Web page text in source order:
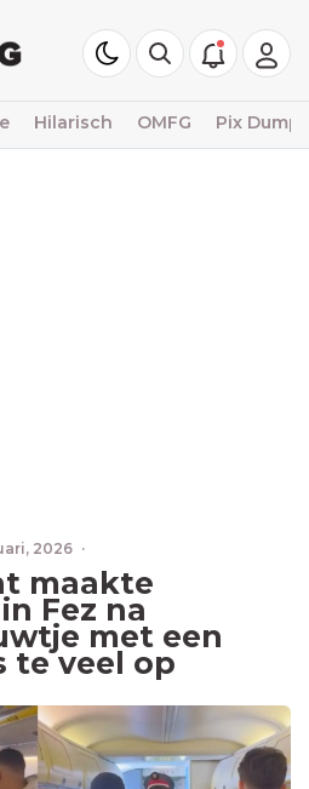
Hilarisch OMFG Pix Dump
2026 ·
maakte
Fez na
met een
te veel op